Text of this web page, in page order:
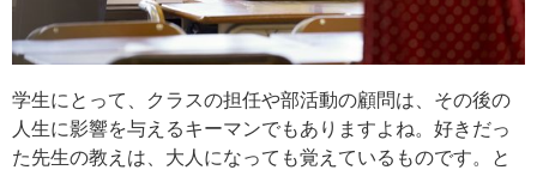
学生にとって、クラスの担任や部活動の顧問は、その後の
人生に影響を与えるキーマンでもありますよね。好きだっ
た先生の教えは、大人になっても覚えているものです。と